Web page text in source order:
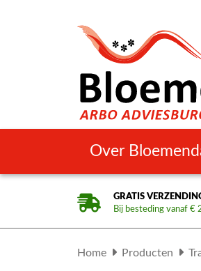
Over
GRATIS
Bij besteding vanaf €
Home Producten